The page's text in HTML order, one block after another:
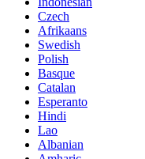
Czech
Afrikaans
Swedish
Polish
Basque
Catalan
Esperanto
Hindi
Lao
Albanian